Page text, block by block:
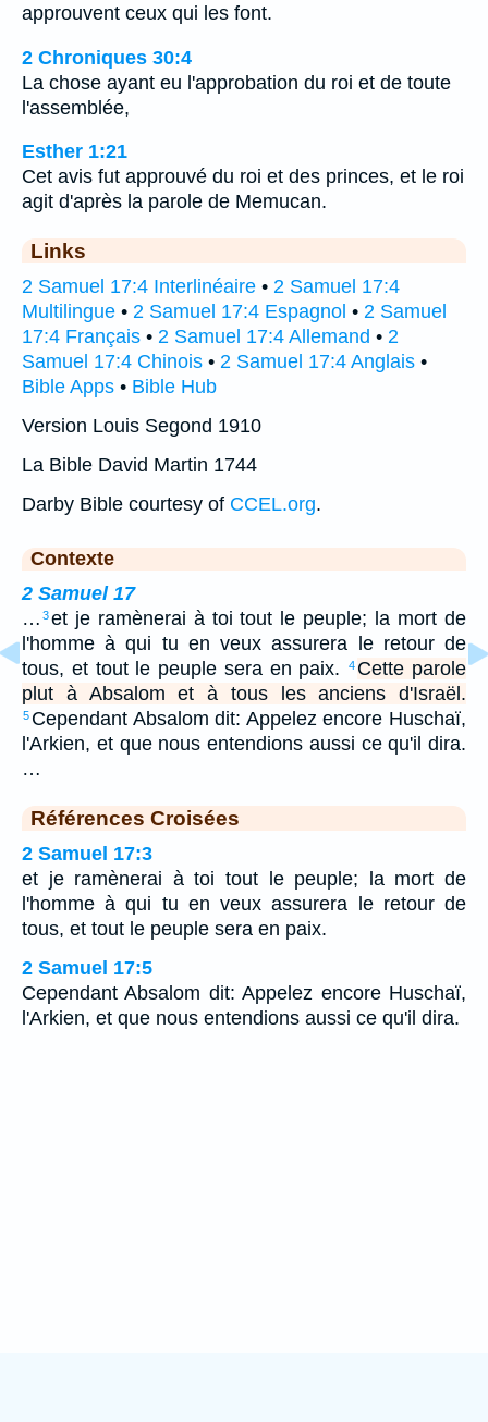
approuvent ceux qui les font.
2 Chroniques 30:4
La chose ayant eu l'approbation du roi et de toute
l'assemblée,
Esther 1:21
Cet avis fut approuvé du roi et des princes, et le roi
agit d'après la parole de Memucan.
Links
2 Samuel 17:4 Interlinéaire • 2 Samuel 17:4
Multilingue • 2 Samuel 17:4 Espagnol • 2 Samuel
17:4 Français • 2 Samuel 17:4 Allemand • 2
Samuel 17:4 Chinois • 2 Samuel 17:4 Anglais •
Bible Apps • Bible Hub
Version Louis Segond 1910
La Bible David Martin 1744
Darby Bible courtesy of CCEL.org.
Contexte
2 Samuel 17
… 3et je ramènerai à toi tout le peuple; la mort de
l'homme à qui tu en veux assurera le retour de
tous, et tout le peuple sera en paix.
4 Cette parole
plut à Absalom et à tous les anciens d'Israël.
5 Cependant Absalom dit: Appelez encore Huschaï,
l'Arkien, et que nous entendions aussi ce qu'il dira.
…
Références Croisées
2 Samuel 17:3
et je ramènerai à toi tout le peuple; la mort de
l'homme à qui tu en veux assurera le retour de
tous, et tout le peuple sera en paix.
2 Samuel 17:5
Cependant Absalom dit: Appelez encore Huschaï,
l'Arkien, et que nous entendions aussi ce qu'il dira.